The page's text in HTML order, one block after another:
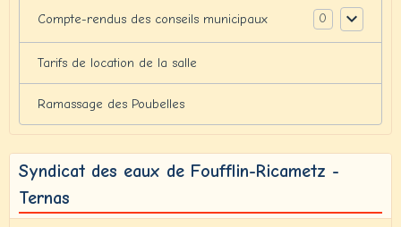
Compte-rendus des conseils municipaux 0
Tarifs de location de la salle
Ramassage des Poubelles
Syndicat des eaux de Foufflin-Ricametz -
Ternas